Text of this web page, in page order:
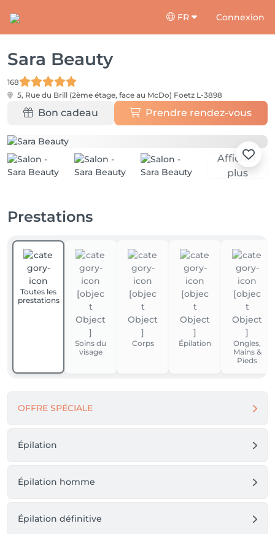
FR Connexion
Sara Beauty
168
5, Rue du Brill (2ème étage, face au McDo) Foetz L-3898
Bon cadeau Prendre rendez-vous
Afficher
plus
Prestations
Toutes les
prestations
Soins du
visage
Corps Épilation
Ongles,
Mains &
Pieds
OFFRE SPÉCIALE
Épilation
Épilation homme
Épilation définitive